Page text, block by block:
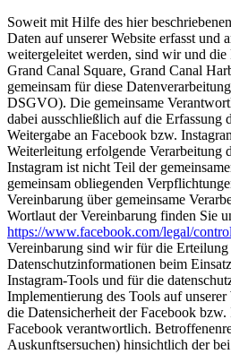
Soweit mit Hilfe des hier
Daten auf unserer Website erfasst und
weitergeleitet werden, sind wir und
Grand Canal Square, Grand Canal
gemeinsam für diese
DSGVO). Die gemeinsame
dabei ausschließlich auf die Erfassung
Weitergabe an Facebook bzw.
Weiterleitung erfolgende Verarbeitung
Instagram ist nicht Teil der
gemeinsam obliegenden
Vereinbarung über gemeinsame
Wortlaut der Vereinbarung finden Sie
https://www.facebook.com/legal/
Vereinbarung sind wir für die Erteilung
Datenschutzinformationen beim
Instagram-Tools und für die
Implementierung des Tools auf
die Datensicherheit der Facebook
Facebook verantwortlich.
Auskunftsersuchen) hinsichtlich der